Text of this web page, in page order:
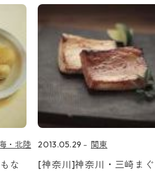
・北陸
な
2013.05.29 関東
[神奈川]神奈川・三崎まぐ